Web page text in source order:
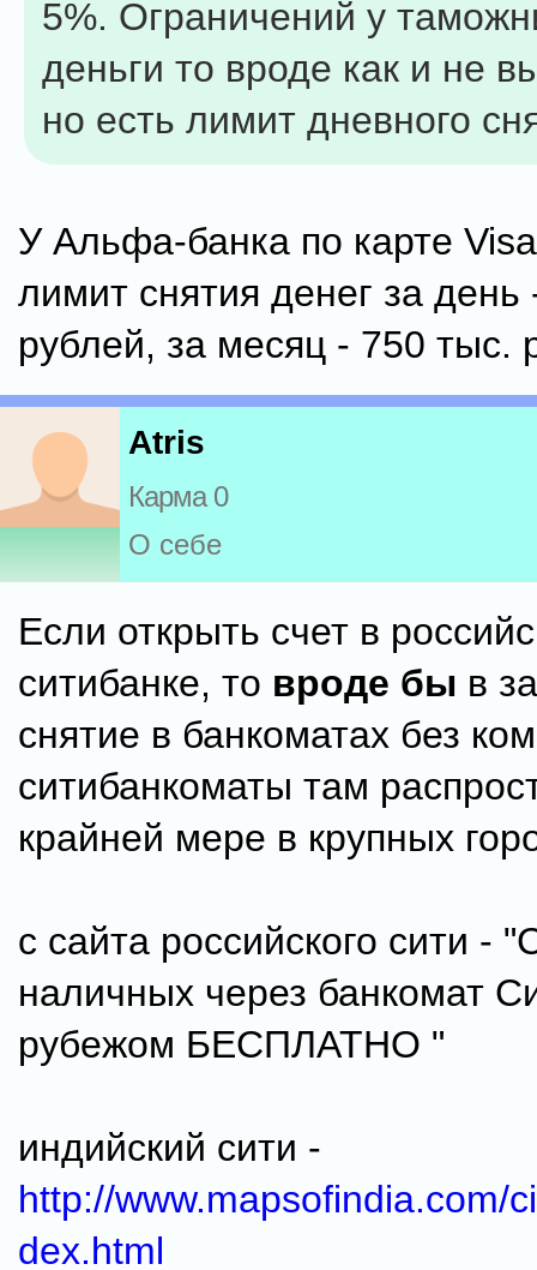
5%. Ограничений у
деньги то вроде как и не
но есть лимит дневного
У Альфа-банка по карте
лимит снятия денег за день
рублей, за месяц - 750 тыс.
Atris
Карма 0
О себе
Если открыть счет в
ситибанке, то вроде бы в
снятие в банкоматах без
ситибанкоматы там
крайней мере в крупных
с сайта российского сити -
наличных через банкомат
рубежом БЕСПЛАТНО "
индийский сити -
http://www.mapsofindia.com/
dex.html